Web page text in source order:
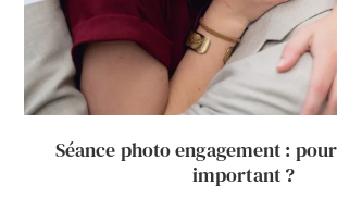
Séance photo engagement :
important ?